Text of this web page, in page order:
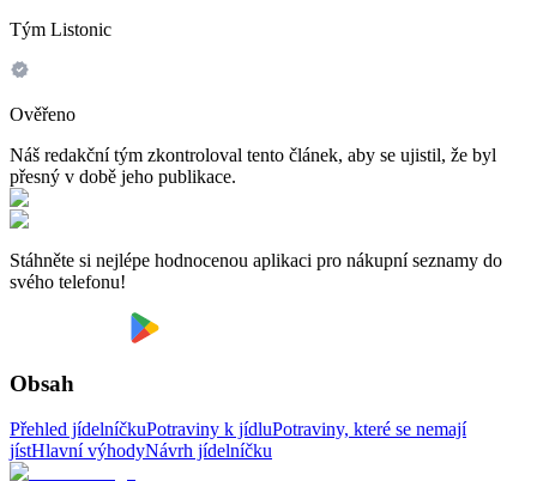
Tým Listonic
Ověřeno
Náš redakční tým zkontroloval tento článek, aby se ujistil, že byl
přesný v době jeho publikace.
Stáhněte si nejlépe hodnocenou aplikaci pro nákupní seznamy do
svého telefonu!
Obsah
Přehled jídelníčkuPotraviny k jídluPotraviny, které se nemají
jístHlavní výhodyNávrh jídelníčku